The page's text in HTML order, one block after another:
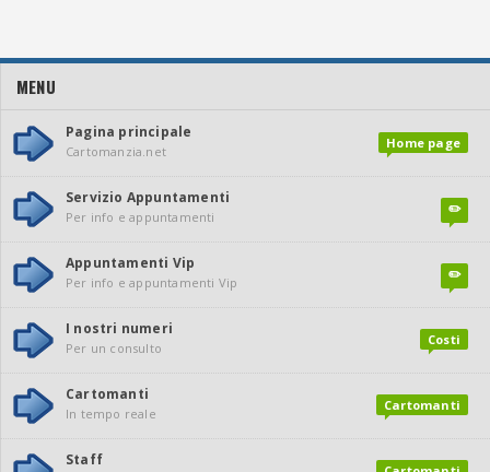
MENU
Home page
Pagina principale
Cartomanzia.net
✏️
Servizio Appuntamenti
Per info e appuntamenti
✏️
Appuntamenti Vip
Per info e appuntamenti Vip
Costi
I nostri numeri
Per un consulto
Cartomanti
Cartomanti
In tempo reale
Staff